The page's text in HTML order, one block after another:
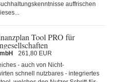
auffrischen
Tool PRO für
261,80 EUR
- auch von Nicht-
schnell nutzbares - integriertes